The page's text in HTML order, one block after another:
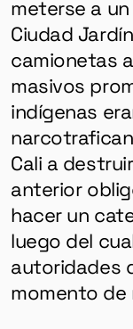
meterse a
Ciudad
camionetas
masivos
indígenas
Cali a
anterior
hacer un
luego del
autoridades
momento de